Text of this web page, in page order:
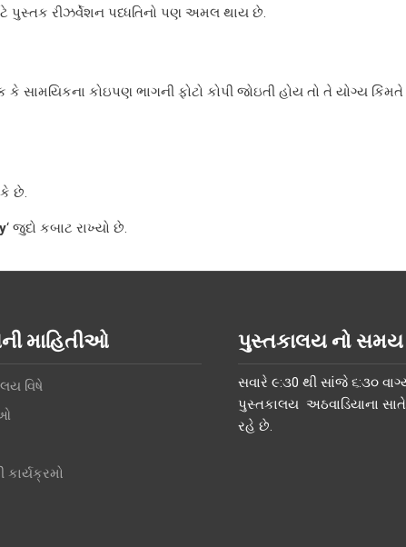
પુસ્તક રીઝર્વેશન પધ્ધતિનો પણ અમલ થાય છે.
કોઇપણ ભાગની ફોટો કોપી જોઇતી હોય તો તે યોગ્ય કિંમતે
છે.
‘ જુદો કબાટ રાખ્યો છે.
માહિતીઓ
વિષે
પુસ્તકાલય નો સમય
સવારે ૯:૩0 થી સાંજે ૬:૩૦
પુસ્તકાલય અઠવાડિયાના
રહે છે.